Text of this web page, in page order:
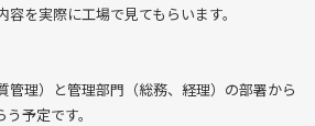
を実際に工場で見てもらいます。
管理）と管理部門（総務、経理）の部署から
予定です。